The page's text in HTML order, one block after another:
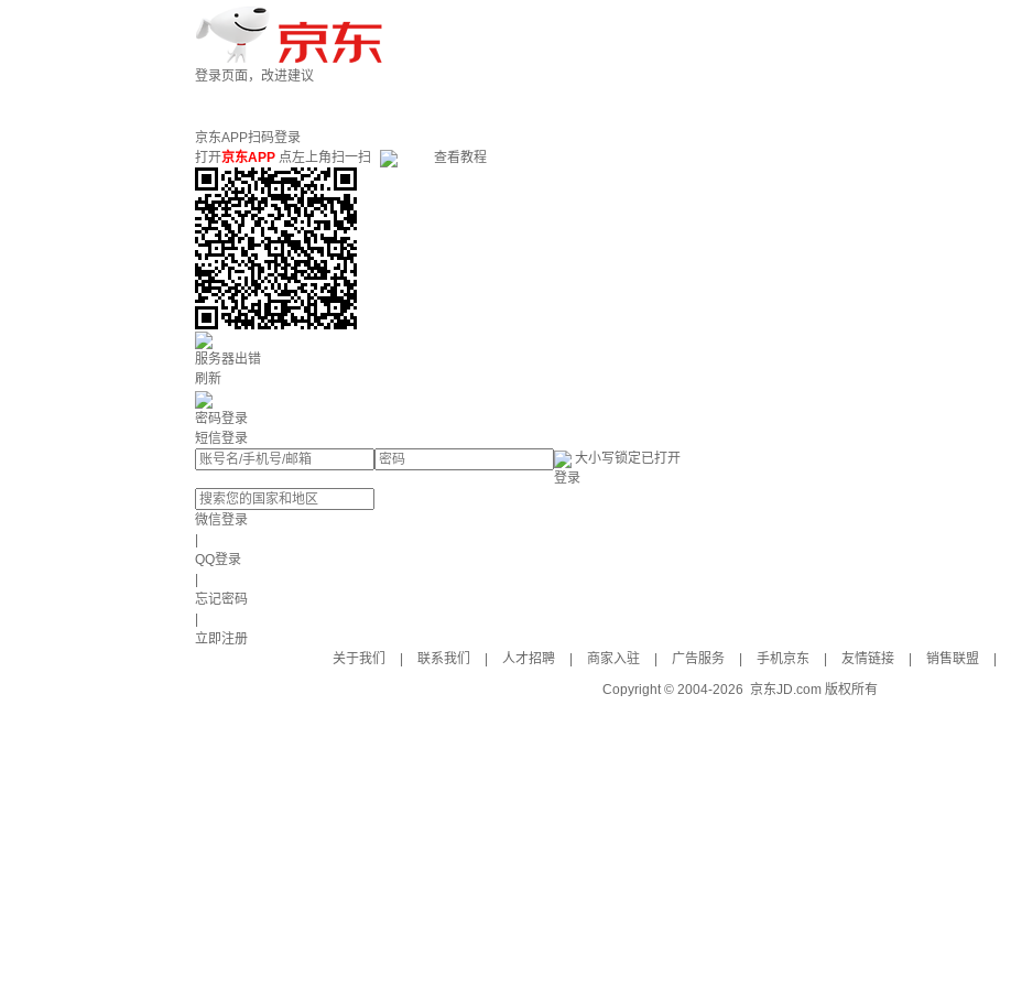
登录页面，改进建议
京东APP扫码登录
打开京东APP 点左上角扫一扫 查看教程
服务器出错
刷新
密码登录
短信登录
大小写锁定已打开
登录
微信登录
QQ登录
忘记密码
立即注册
关于我们
联系我们 人才招聘 商家入驻 广告服务 手机京东 友情链接 销售联盟
Copyright © 2004-2026 京东JD.com 版权所有